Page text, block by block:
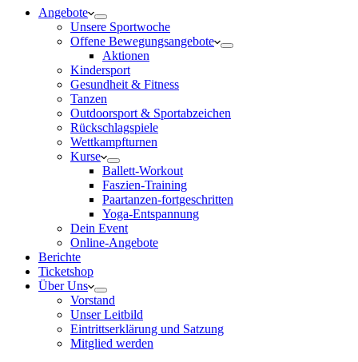
Angebote
Unsere Sportwoche
Offene Bewegungsangebote
Aktionen
Kindersport
Gesundheit & Fitness
Tanzen
Outdoorsport & Sportabzeichen
Rückschlagspiele
Wettkampfturnen
Kurse
Ballett-Workout
Faszien-Training
Paartanzen-fortgeschritten
Yoga-Entspannung
Dein Event
Online-Angebote
Berichte
Ticketshop
Über Uns
Vorstand
Unser Leitbild
Eintrittserklärung und Satzung
Mitglied werden